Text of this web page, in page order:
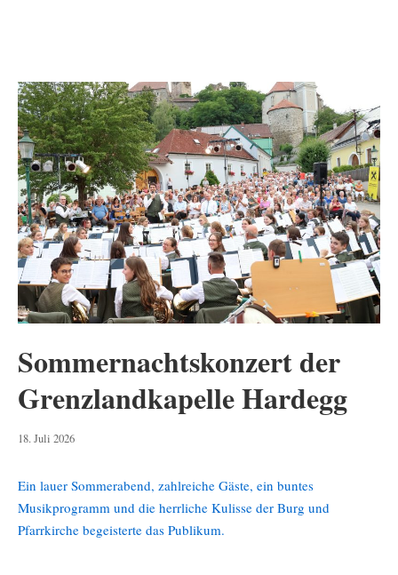
Sommernachtskonzert der
Grenzlandkapelle Hardegg
18. Juli 202619.
Ein lauer Sommerabend, zahlreiche Gäste, ein buntes
Musikprogramm und die herrliche Kulisse der Burg und
Pfarrkirche begeisterte das Publikum.